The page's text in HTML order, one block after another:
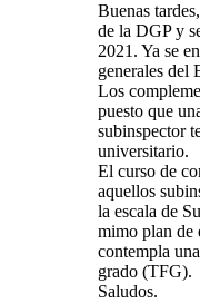
Buenas
de la DGP y
2021. Ya se
generales del
Los
puesto que
subinspector
universitario.
El curso de
aquellos
la escala de
mimo plan de
contempla
grado (TFG).
Saludos.